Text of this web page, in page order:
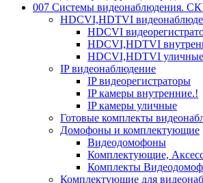
007 Системы видеонаблюдения.
HDCVI,HDTVI
HDCVI
HDCVI,HDTVI
HDCVI,HDTVI
IP видеонаблюдение
IP видеорегистраторы
IP камеры внутренние.!
IP камеры уличные
Готовые комплекты
Домофоны и комплектующие
Видеодомофоны
Комплектующие,
Комплекты
Комплектующие для